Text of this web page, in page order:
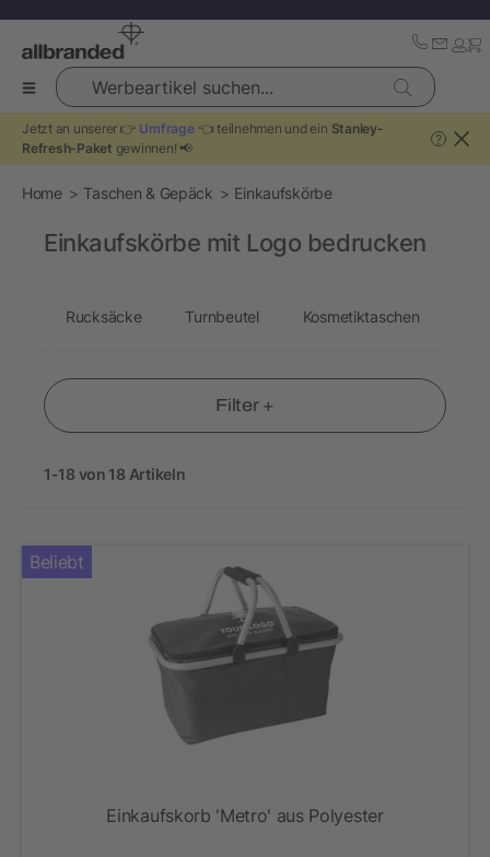
Werbeartikel suchen...
Jetzt an unserer 👉 Umfrage👈 teilnehmen und ein Stanley-
Refresh-Paket gewinnen! 📢
?
Home Taschen & Gepäck Einkaufskörbe
Filter +
1-18 von 18 Artikeln
Beliebt
Einkaufskorb 'Metro' aus Polyester
Einkaufskörbe mit Logo bedrucken
Rucksäcke Turnbeutel Kosmetiktaschen